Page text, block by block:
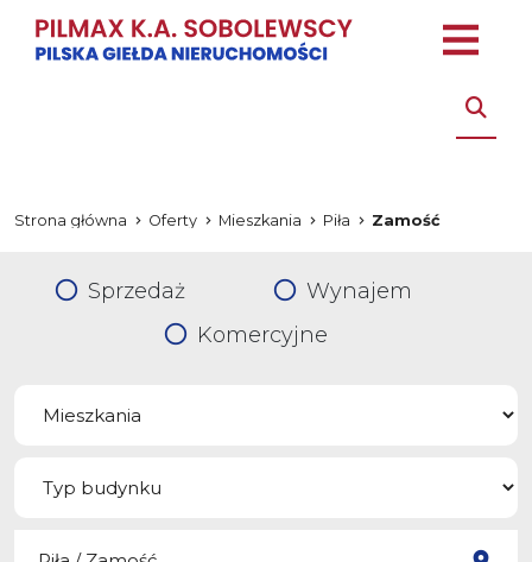
Strona główna Oferty Mieszkania Piła Zamość
Sprzedaż
Wynajem
Komercyjne